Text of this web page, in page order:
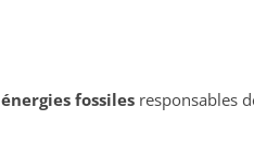
énergies fossilesresponsables